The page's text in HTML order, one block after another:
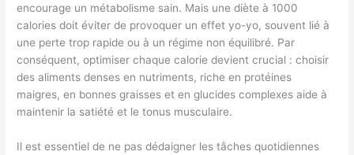
encourage un métabolisme sain. Mais une diète à 1000
calories doit éviter de provoquer un effet yo-yo, souvent lié à
une perte trop rapide ou à un régime non équilibré. Par
conséquent, optimiser chaque calorie devient crucial : choisir
des aliments denses en nutriments, riche en protéines
maigres, en bonnes graisses et en glucides complexes aide à
maintenir la satiété et le tonus musculaire.
Il est essentiel de ne pas dédaigner les tâches quotidiennes